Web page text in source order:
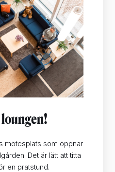
loungen!
mötesplats som öppnar
Det är lätt att titta
en pratstund.